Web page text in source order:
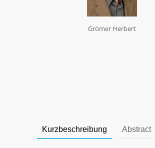
Grömer Herbert
Kurzbeschreibung Abstract